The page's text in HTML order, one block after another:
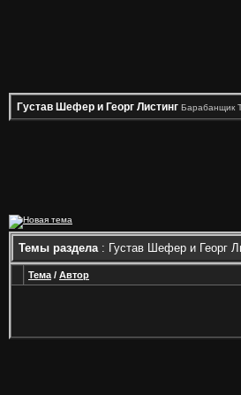
Густав Шефер и Георг Листинг Барабанщик
Темы раздела: Густав Шефер и Георг
Тема / Автор